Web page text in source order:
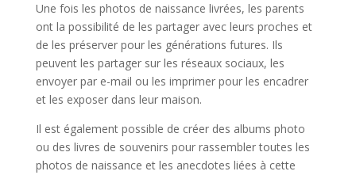
Une fois les photos de naissance livrées, les parents
ont la possibilité de les partager avec leurs proches et
de les préserver pour les générations futures. Ils
peuvent les partager sur les réseaux sociaux, les
envoyer par e-mail ou les imprimer pour les encadrer
et les exposer dans leur maison.
Il est également possible de créer des albums photo
ou des livres de souvenirs pour rassembler toutes les
photos de naissance et les anecdotes liées à cette